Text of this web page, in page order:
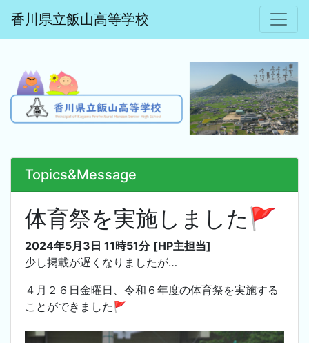
香川県立飯山高等学校
Topics&Message
体育祭を実施しました🚩
2024年5月3日 11時51分 [HP主担当]
少し掲載が遅くなりましたが…
４月２６日金曜日、令和６年度の体育祭を実施する
ことができました🚩